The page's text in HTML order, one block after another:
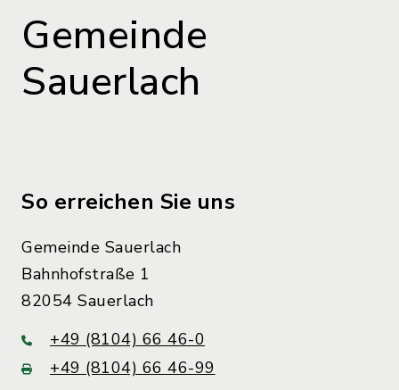
Gemeinde
Sauerlach
So erreichen Sie uns
Gemeinde Sauerlach
Bahnhofstraße 1
82054 Sauerlach
+49 (8104) 66 46-0
+49 (8104) 66 46-99